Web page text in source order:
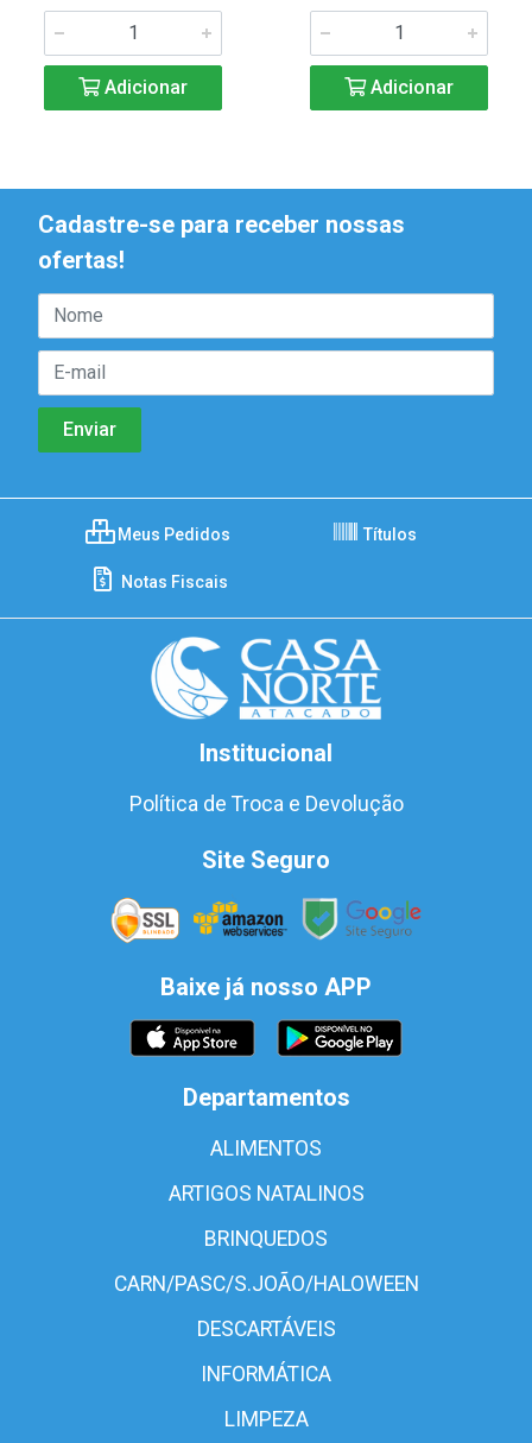
Adicionar Adicionar
Cadastre-se para receber nossas
ofertas!
Meus Pedidos Títulos
Notas Fiscais
Institucional
Política de Troca e Devolução
Site Seguro
Baixe já nosso APP
Departamentos
ALIMENTOS
ARTIGOS NATALINOS
BRINQUEDOS
CARN/PASC/S.JOÃO/HALOWEEN
DESCARTÁVEIS
INFORMÁTICA
LIMPEZA